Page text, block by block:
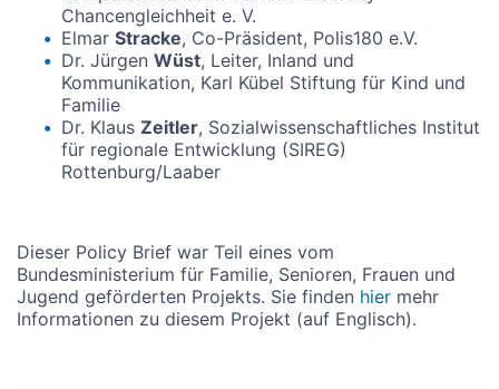
Chancengleichheit e. V.
Elmar Stracke, Co-Präsident, Polis180 e.V.
Dr. Jürgen Wüst, Leiter, Inland und
Kommunikation, Karl Kübel Stiftung für Kind und
Familie
Dr. Klaus Zeitler, Sozialwissenschaftliches Institut
für regionale Entwicklung (SIREG)
Rottenburg/Laaber
Dieser Policy Brief war Teil eines vom
Bundesministerium für Familie, Senioren, Frauen und
Jugend geförderten Projekts. Sie finden hier mehr
Informationen zu diesem Projekt (auf Englisch).